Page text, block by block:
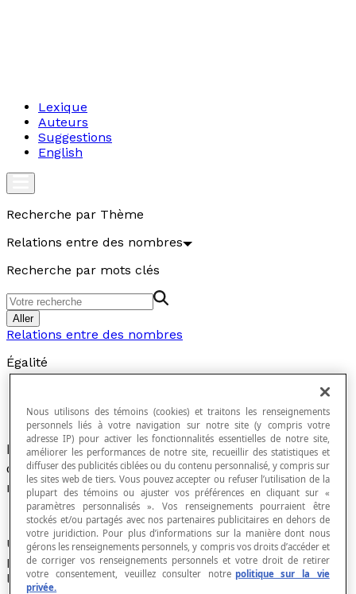
Lexique
Auteurs
Suggestions
English
Recherche par Thème
Relations entre des nombres
Recherche par mots clés
Aller
Relations entre des nombres
Égalité
Relation entre deux quantités de même valeur
ou entre deux représentations d'un même objet
mathématique.
Une égalité peut être soit vraie, soit fausse. Elle ne
peut être vraie et fausse en même temps. La vérité ou
la fausseté d'une égalité s'appelle savaleur de vérité
Nous utilisons des témoins (cookies) et traitons les renseignements
personnels liés à votre navigation sur notre site (y compris votre
adresse IP) pour activer les fonctionnalités essentielles de notre site,
améliorer les performances de notre site, recueillir des statistiques et
diffuser des publicités ciblées ou du contenu personnalisé, y compris sur
les sites web de tiers. Vous pouvez accepter ou refuser l’utilisation de la
plupart des témoins ou ajuster vos préférences en cliquant sur «
paramètres personnalisés ». Vos renseignements pourraient être
stockés et/ou partagés avec nos partenaires publicitaires en dehors de
votre juridiction. Pour plus d’informations sur la manière dont nous
gérons les renseignements personnels, y compris vos droits d’accéder et
de corriger vos renseignements personnels et votre droit de retirer
votre consentement, veuillez consulter notre politique sur la vie
privée.